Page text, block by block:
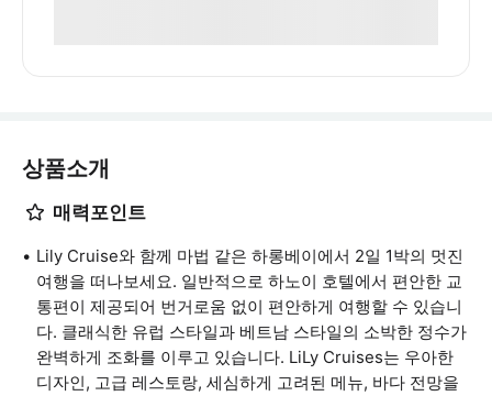
상품소개
매력포인트
Lily Cruise와 함께 마법 같은 하롱베이에서 2일 1박의 멋진
여행을 떠나보세요. 일반적으로 하노이 호텔에서 편안한 교
통편이 제공되어 번거로움 없이 편안하게 여행할 수 있습니
다. 클래식한 유럽 스타일과 베트남 스타일의 소박한 정수가
완벽하게 조화를 이루고 있습니다. LiLy Cruises는 우아한
디자인, 고급 레스토랑, 세심하게 고려된 메뉴, 바다 전망을